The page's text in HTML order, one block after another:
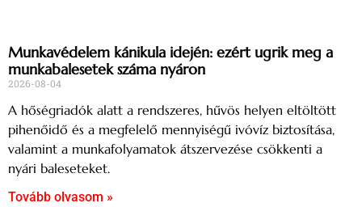
Munkavédelem kánikula idején: ezért ugrik meg a
munkabalesetek száma nyáron
2026-08-04
A hőségriadók alatt a rendszeres, hűvös helyen eltöltött
pihenőidő és a megfelelő mennyiségű ivóvíz biztosítása,
valamint a munkafolyamatok átszervezése csökkenti a
nyári baleseteket.
Tovább olvasom »